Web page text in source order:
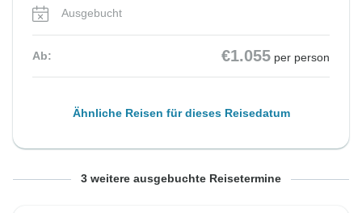
Ausgebucht
Ab: €1.055 per person
Ähnliche Reisen für dieses Reisedatum
Von Sonntag Bis Dienstag
Von Montag Bis Mittwoch
Von Dienstag Bis Donnerstag
3 weitere ausgebuchte Reisetermine